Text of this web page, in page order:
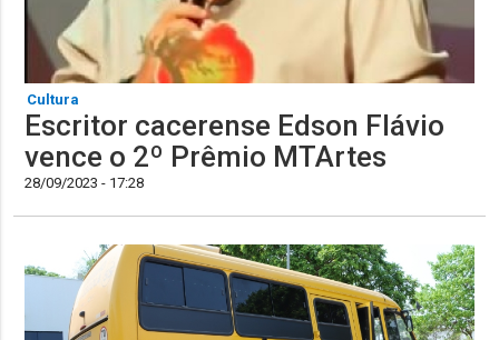
Cultura
Escritor cacerense Edson Flávio
vence o 2º Prêmio MTArtes
28/09/2023 - 17:28